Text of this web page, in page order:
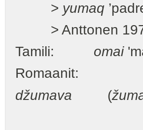
> yumaq
> Anttonen
Tamili: omai
Romaanit:
džumava (